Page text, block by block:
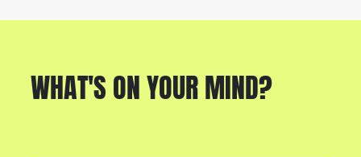
WHAT'S ON YOUR MIND?